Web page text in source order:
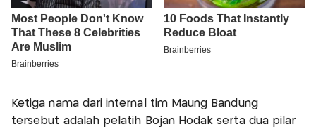
Ketiga nama dari internal tim Maung Bandung
tersebut adalah pelatih Bojan Hodak serta dua pilar